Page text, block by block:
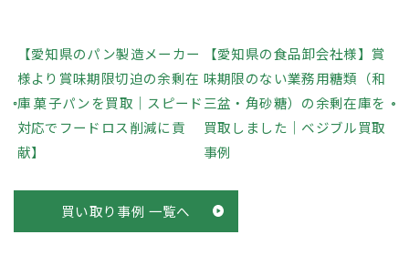
【愛知県のパン製造メーカー
様より賞味期限切迫の余剰在
庫 菓子パンを買取｜スピード
対応でフードロス削減に貢
献】
【愛知県の食品卸会社様】賞
味期限のない業務用糖類（和
三盆・角砂糖）の余剰在庫を
買取しました｜ベジブル買取
事例
買い取り事例 一覧へ